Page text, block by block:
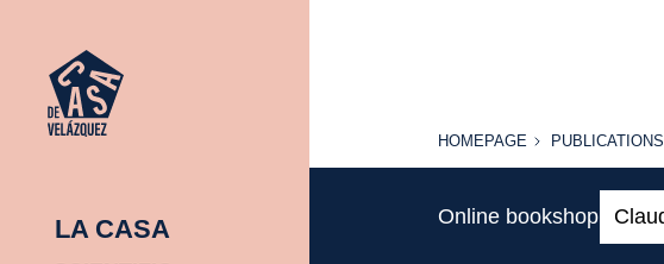
LA CASA
HOMEPAGE
HOMEPAGE PUBLICATIONS
PUBLICATIONS
Online bookshop